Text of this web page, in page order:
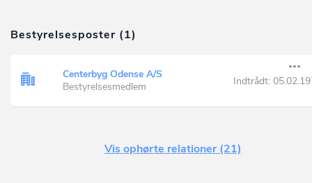
Bestyrelsesposter (1)
Centerbyg Odense A/S
Bestyrelsesmedlem
Indtrådt:
Vis ophørte relationer (21)